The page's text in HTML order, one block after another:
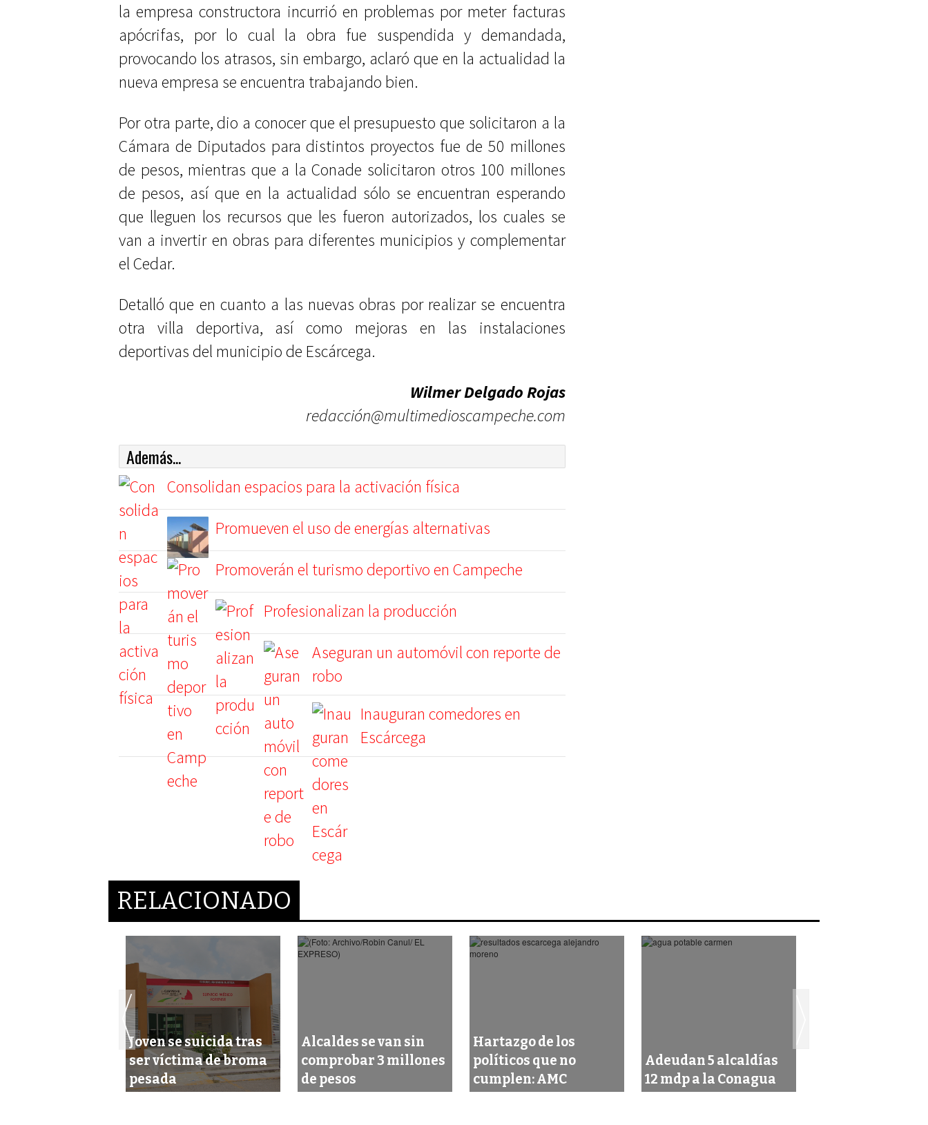
la empresa constructora incurrió en problemas por meter facturas
apócrifas, por lo cual la obra fue suspendida y demandada,
provocando los atrasos, sin embargo, aclaró que en la actualidad la
nueva empresa se encuentra trabajando bien.
Por otra parte, dio a conocer que el presupuesto que solicitaron a la
Cámara de Diputados para distintos proyectos fue de 50 millones
de pesos, mientras que a la Conade solicitaron otros 100 millones
de pesos, así que en la actualidad sólo se encuentran esperando
que lleguen los recursos que les fueron autorizados, los cuales se
van a invertir en obras para diferentes municipios y complementar
el Cedar.
Detalló que en cuanto a las nuevas obras por realizar se encuentra
otra villa deportiva, así como mejoras en las instalaciones
deportivas del municipio de Escárcega.
Wilmer Delgado Rojas
redacción@multimedioscampeche.com
Además...
Consolidan espacios para la activación física
Promueven el uso de energías alternativas
Promoverán el turismo deportivo en Campeche
Profesionalizan la producción
Aseguran un automóvil con reporte de
robo
Inauguran comedores en
Escárcega
RELACIONADO
Joven se suicida tras
ser víctima de broma
pesada
Alcaldes se van sin
comprobar 3 millones
de pesos
Hartazgo de los
políticos que no
cumplen: AMC
Adeudan 5 alcaldías
12 mdp a la Conagua